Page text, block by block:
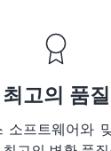
최고의 품질
소프트웨어와